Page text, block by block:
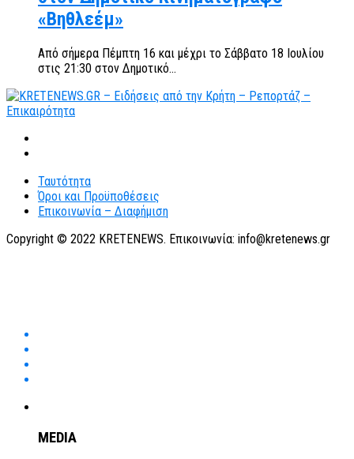
«Βηθλεέμ»
Από σήμερα Πέμπτη 16 και μέχρι το Σάββατο 18 Ιουλίου
στις 21:30 στον Δημοτικό...
Ταυτότητα
Όροι και Προϋποθέσεις
Επικοινωνία – Διαφήμιση
Copyright © 2022 KRETENEWS. Επικοινωνία: info@kretenews.gr
MEDIA